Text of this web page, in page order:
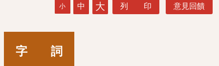
小 中 大 列 印 意見回饋
字 詞